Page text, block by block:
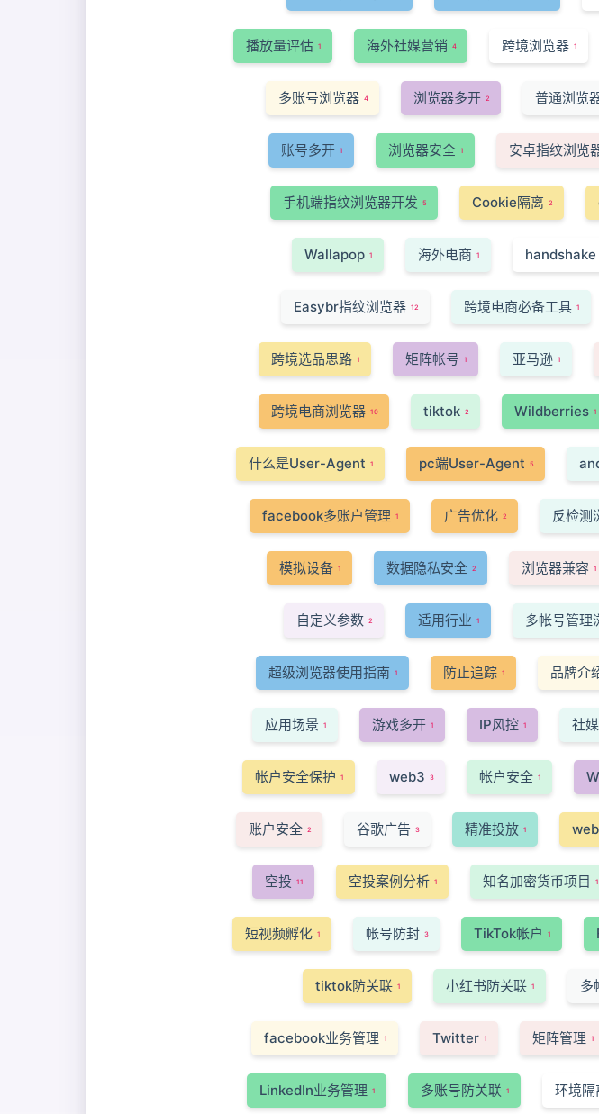
播放量评估 1 海外社媒营销 4 跨境浏览器 1
多账号浏览器 4 浏览器多开 2 普通浏览
账号多开 1 浏览器安全 1 安卓指纹浏览
手机端指纹浏览器开发 5 Cookie隔离 2
Wallapop 1 海外电商 1 handshake
Easybr指纹浏览器 12 跨境电商必备工具 1
跨境选品思路 1 矩阵帐号 1 亚马逊 1
跨境电商浏览器 10 tiktok 2 Wildberries 1
什么是User-Agent 1 pc端User-Agent 5
facebook多账户管理 1 广告优化 2 反检测
模拟设备 1 数据隐私安全 2 浏览器兼容 1
自定义参数 2 适用行业 1 多帐号管理
超级浏览器使用指南 1 防止追踪 1 品牌介
应用场景 1 游戏多开 1 IP风控 1 社
帐户安全保护 1 web3 3 帐户安全 1
账户安全 2 谷歌广告 3 精准投放 1
空投 11 空投案例分析 1 知名加密货币项目 1
短视频孵化 1 帐号防封 3 TikTok帐户 1
tiktok防关联 1 小红书防关联 1 多
facebook业务管理 1 Twitter 1 矩阵管理 1
LinkedIn业务管理 1 多账号防关联 1 环境隔